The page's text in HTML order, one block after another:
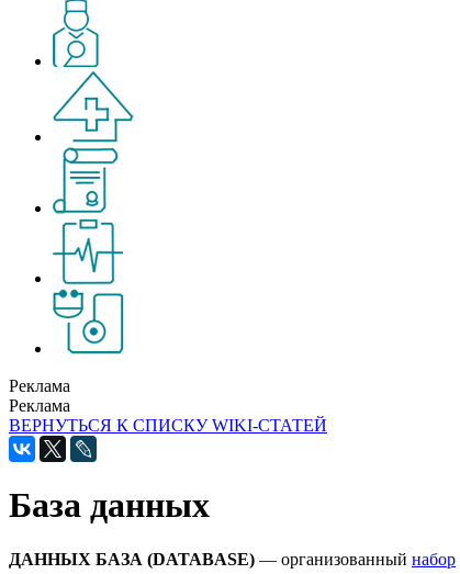
Реклама
Реклама
ВЕРНУТЬСЯ К СПИСКУ WIKI-СТАТЕЙ
База данных
ДАННЫХ БАЗА (DATABASE) — организованный набор